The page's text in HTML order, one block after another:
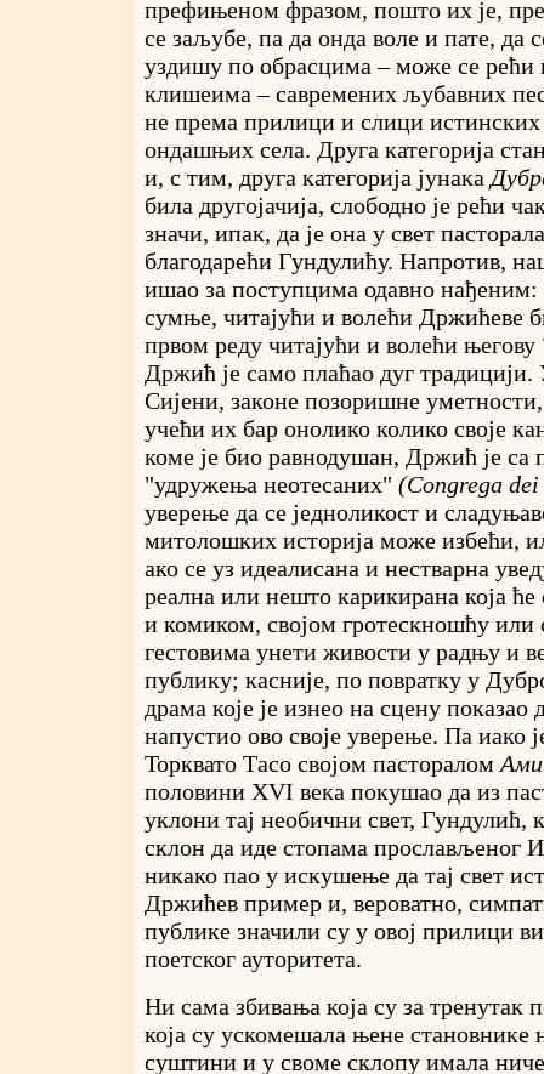
префињеном фразом, пошто их је,
се заљубе, па да онда воле и пате, да
уздишу по обрасцима – може се
клишеима – савремених љубавних
не према прилици и слици истинских
ондашњих села. Друга категорија
и, с тим, друга категорија јунака
била другојачија, слободно је рећи
значи, ипак, да је она у свет
благодарећи Гундулићу. Напротив,
ишао за поступцима одавно нађеним:
сумње, читајући и волећи Држићеве
првом реду читајући и волећи његову
Држић је само плаћао дуг
Сијени, законе позоришне уметности,
учећи их бар онолико колико своје
коме је био равнодушан, Држић је са
"удружења неотесаних" (Congrega
уверење да се једноликост и
митолошких историја може избећи,
ако се уз идеалисана и нестварна
реална или нешто карикирана која ће
и комиком, својом гротескношћу или
гестовима унети живости у радњу и
публику; касније, по повратку у
драма које је изнео на сцену показао
напустио ово своје уверење. Па иако
Торквато Тасо својом пасторалом
половини XVI века покушао да из
уклони тај необични свет, Гундулић,
склон да иде стопама прослављеног
никако пао у искушење да тај свет
Држићев пример и, вероватно,
публике значили су у овој прилици
поетског ауторитета.
Ни сама збивања која су за тренутак
која су ускомешала њене становнике
суштини и у своме склопу имала